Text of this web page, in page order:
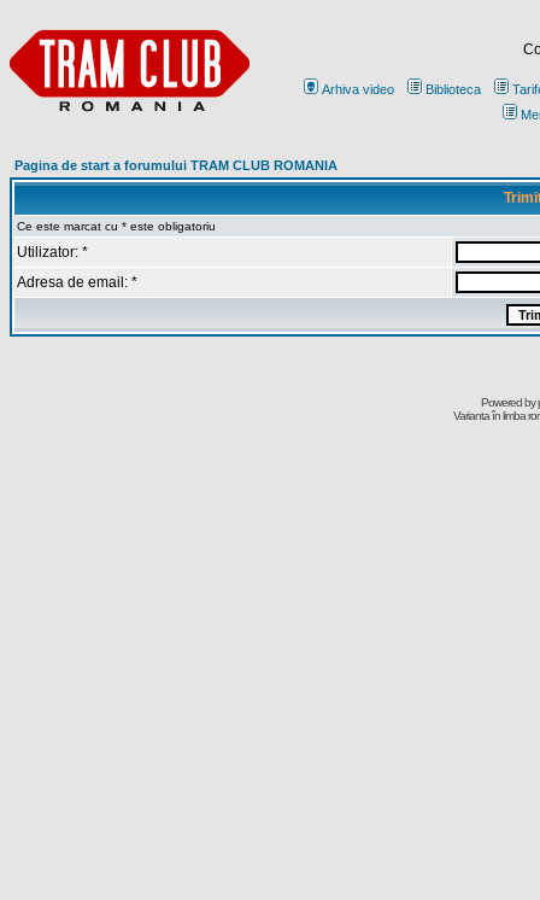
Arhiva video Biblioteca
Pagina de start a forumului TRAM CLUB ROMANIA
Ce este marcat cu * este obligatoriu
Utilizator: *
Adresa de email: *
Powered by
Varianta în limba